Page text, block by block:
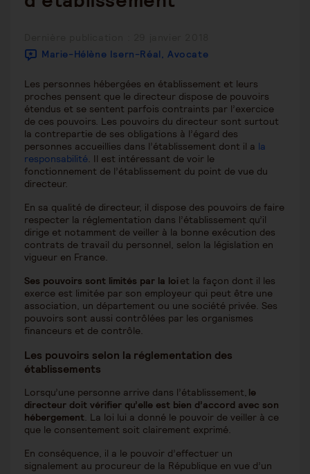
publiée :
Marie-Hélène Isern-Réal, Avocate
Les personnes hébergées en établissement et leurs
proches pensent que le directeur dispose de pouvoirs
étendus et se sentent parfois contraints par l’exercice
de ces pouvoirs. Les pouvoirs du directeur sont surtout
la contrepartie de ses obligations à l’égard des
personnes accueillies dans l’établissement dont il a la
responsabilité. Il est intéressant de voir le
fonctionnement de l’établissement du point de vue du
directeur.
En sa qualité de directeur, il dispose des pouvoirs de faire
respecter la réglementation dans l’établissement qu’il
dirige et notamment de veiller à la bonne exécution des
contrats de travail du personnel, selon la législation en
vigueur en France.
Ses pouvoirs sont limités par la loi et la façon dont il les
exerce est limitée par son employeur qui peut être une
association, un département ou une société privée. Ses
pouvoirs sont aussi contrôlées par les organismes
financeurs et de contrôle.
Les pouvoirs selon la réglementation des
établissements
Lorsqu’une personne arrive dans l’établissement, le
directeur doit vérifier qu’elle est bien d’accord avec son
hébergement. La loi lui a donné le pouvoir de veiller à ce
que le consentement soit clairement exprimé.
En conséquence, il a le pouvoir d’effectuer un
signalement au procureur de la République en vue d’un